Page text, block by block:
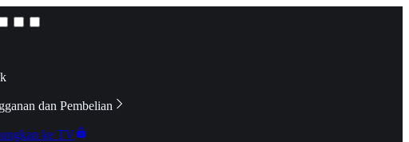
dan Pembelian
ke TV